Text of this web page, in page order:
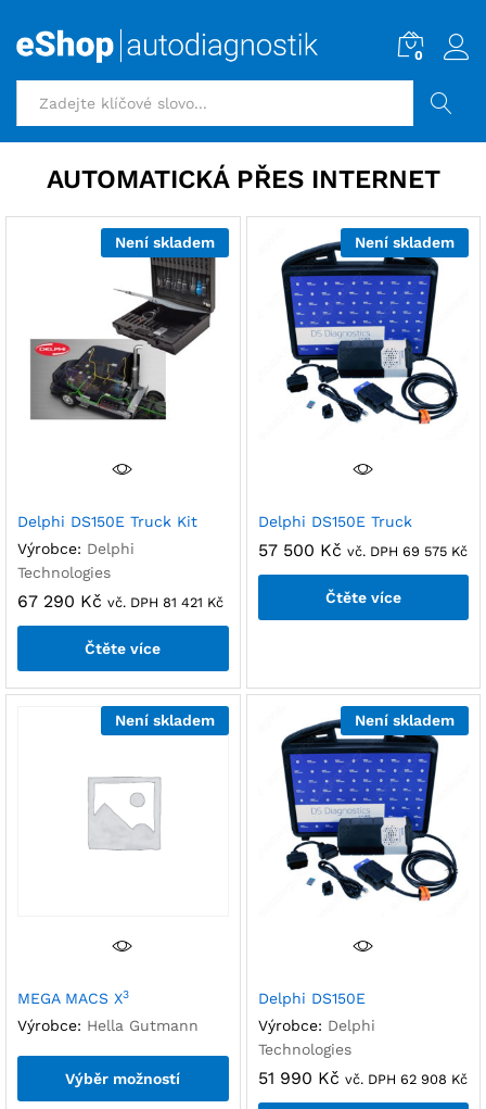
0
AUTOMATICKÁ PŘES INTERNET
Není skladem
Delphi DS150E Truck Kit
Výrobce: Delphi
Technologies
67 290 Kč vč. DPH 81 421 Kč
Čtěte více
Není skladem
Delphi DS150E Truck
57 500 Kč vč. DPH 69 575 Kč
Čtěte více
Není skladem
MEGA MACS X3
Výrobce: Hella Gutmann
Výběr možností
Není skladem
Delphi DS150E
Výrobce: Delphi
Technologies
51 990 Kč vč. DPH 62 908 Kč